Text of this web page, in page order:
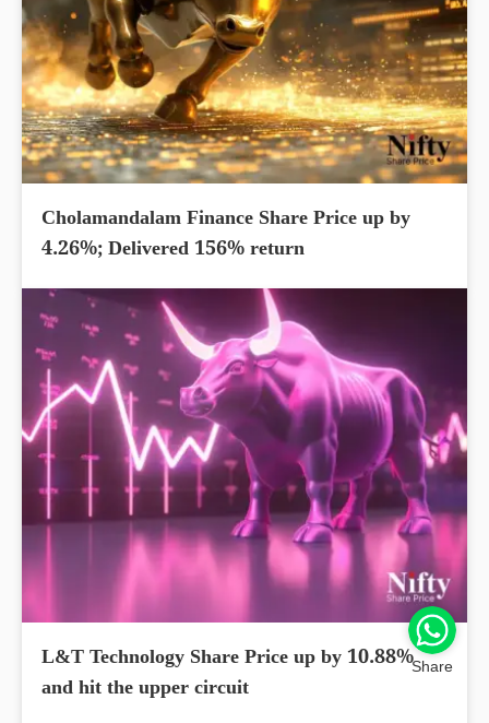
Cholamandalam Finance Share Price up by
4.26%; Delivered 156% return
L&T Technology Share Price up by 10.88%
and hit the upper circuit
Share